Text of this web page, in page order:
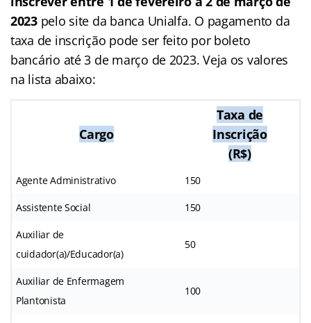
2023pelo site da banca Unialfa. O pagamento da
taxa de inscrição pode ser feito por boleto
bancário até 3 de março de 2023. Veja os valores
na lista abaixo:
Cargo
Taxa de
Inscrição
(R$)
Agente Administrativo 150
Assistente Social 150
Auxiliar de
cuidador(a)/Educador(a)
50
Auxiliar de Enfermagem
Plantonista
100